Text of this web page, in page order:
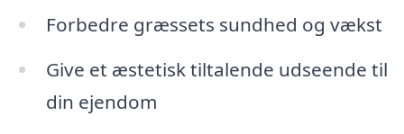
Forbedre græssets sundhed og vækst
Give et æstetisk tiltalende udseende til
din ejendom